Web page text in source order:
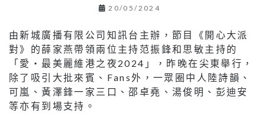
20/05/2024
由新城廣播有限公司知訊台主辦，節目《開心大派
對》的薛家燕帶領兩位主持范振鋒和思敏主持的
「愛‧最美麗維港之夜2024」，昨晚在尖東舉行，
除了吸引大批來賓、Fans外，一眾圈中人陸詩韻、
可嵐、黃澤鋒一家三口、邵卓堯、湯俊明、彭迪安
等亦有到場支持。